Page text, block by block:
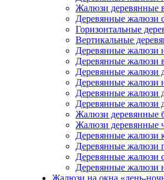
Жалюзи деревянные
Деревянные жалюзи
Горизонтальные
Вертикальные
Деревянные жалюзи
Деревянные жалюзи
Деревянные жалюзи
Деревянные жалюзи
Деревянные жалюзи
Деревянные жалюзи
Жалюзи деревянные
Жалюзи деревянные
Деревянные жалюзи
Деревянные жалюзи
Деревянные жалюзи
Деревянные жалюзи
Жалюзи на окна «день-